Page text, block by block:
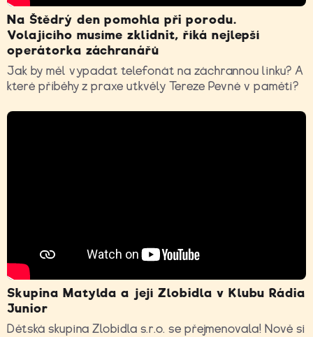
Na Štědrý den pomohla při porodu.
Volajícího musíme zklidnit, říká nejlepší
operátorka záchranářů
Jak by měl vypadat telefonát na záchrannou linku? A
které příběhy z praxe utkvěly Tereze Pevné v paměti?
Skupina Matylda a její Zlobidla v Klubu Rádia
Junior
Dětská skupina Zlobidla s.r.o. se přejmenovala! Nově si